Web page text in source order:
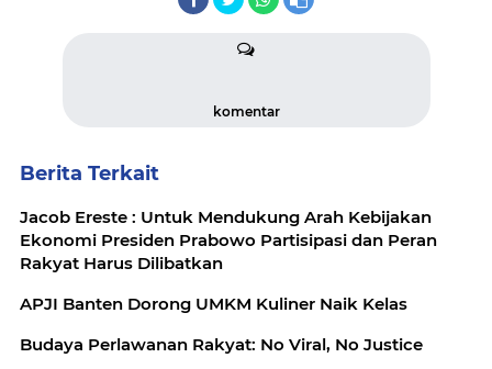
komentar
Berita Terkait
Jacob Ereste : Untuk Mendukung Arah Kebijakan
Ekonomi Presiden Prabowo Partisipasi dan Peran
Rakyat Harus Dilibatkan
APJI Banten Dorong UMKM Kuliner Naik Kelas
Budaya Perlawanan Rakyat: No Viral, No Justice